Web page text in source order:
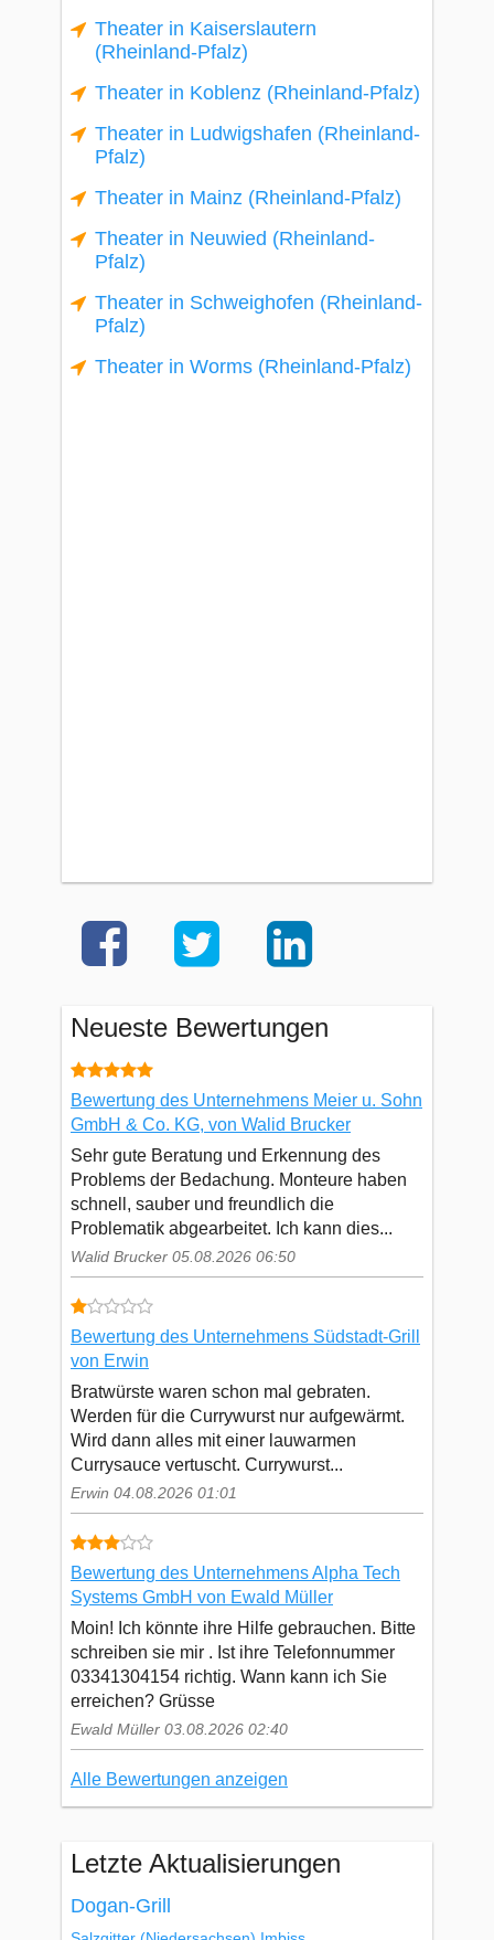
Theater in Kaiserslautern
(Rheinland-Pfalz)
Theater in Koblenz (Rheinland-Pfalz)
Theater in Ludwigshafen (Rheinland-
Pfalz)
Theater in Mainz (Rheinland-Pfalz)
Theater in Neuwied (Rheinland-
Pfalz)
Theater in Schweighofen (Rheinland-
Pfalz)
Theater in Worms (Rheinland-Pfalz)
Neueste Bewertungen
Bewertung des Unternehmens Meier u. Sohn
GmbH & Co. KG, von Walid Brucker
Sehr gute Beratung und Erkennung des
Problems der Bedachung. Monteure haben
schnell, sauber und freundlich die
Problematik abgearbeitet. Ich kann dies...
Walid Brucker 05.08.2026 06:50
Bewertung des Unternehmens Südstadt-Grill
von Erwin
Bratwürste waren schon mal gebraten.
Werden für die Currywurst nur aufgewärmt.
Wird dann alles mit einer lauwarmen
Currysauce vertuscht. Currywurst...
Erwin 04.08.2026 01:01
Bewertung des Unternehmens Alpha Tech
Systems GmbH von Ewald Müller
Moin! Ich könnte ihre Hilfe gebrauchen. Bitte
schreiben sie mir . Ist ihre Telefonnummer
03341304154 richtig. Wann kann ich Sie
erreichen? Grüsse
Ewald Müller 03.08.2026 02:40
Alle Bewertungen anzeigen
Letzte Aktualisierungen
Dogan-Grill